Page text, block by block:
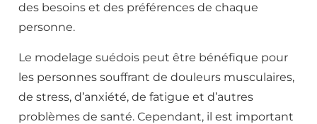
des besoins et des préférences de chaque
personne.
Le modelage suédois peut être bénéfique pour
les personnes souffrant de douleurs musculaires,
de stress, d’anxiété, de fatigue et d’autres
problèmes de santé. Cependant, il est important